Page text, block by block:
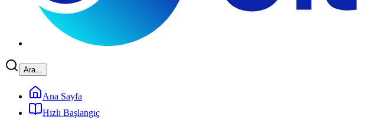
Ara...
Ana Sayfa
Hızlı Başlangıç